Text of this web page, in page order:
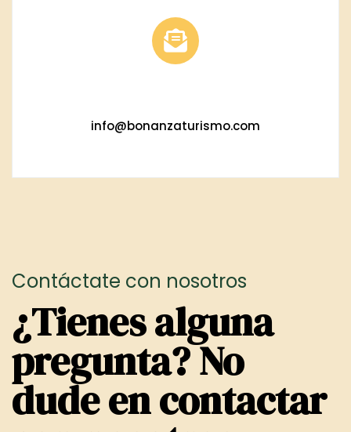
info@bonanzaturismo.com
Contáctate con nosotros
¿Tienes alguna
pregunta?No
dude en contactar